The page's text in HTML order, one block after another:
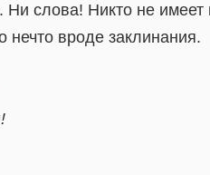
слова! Никто не имеет
нечто вроде заклинания.